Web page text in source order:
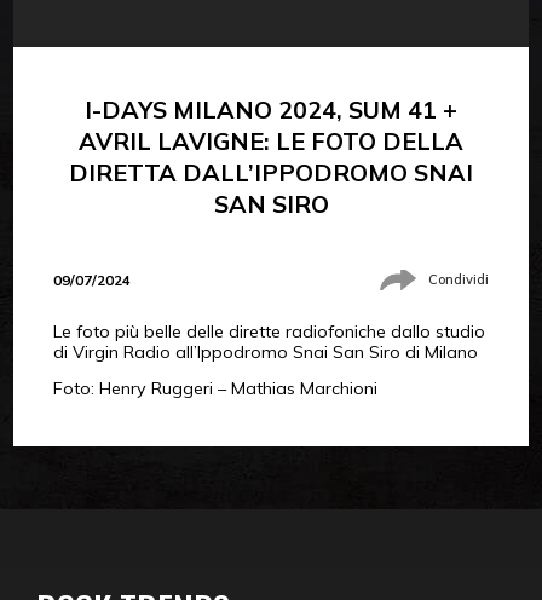
I-DAYS MILANO 2024, SUM 41 +
AVRIL LAVIGNE: LE FOTO DELLA
DIRETTA DALL’IPPODROMO SNAI
SAN SIRO
09/07/2024 Condividi
Le foto più belle delle dirette radiofoniche dallo studio
di Virgin Radio all’Ippodromo Snai San Siro di Milano
Foto: Henry Ruggeri – Mathias Marchioni